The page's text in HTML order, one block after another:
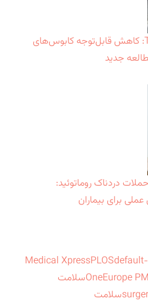
استفاده نسخه‌ای از THC: کاهش قابل‌توجه کابوس‌های
دردناک روماتوئید:
برای بیماران
Medical XpressPLOS
OneEurope
سلامت
سلامت